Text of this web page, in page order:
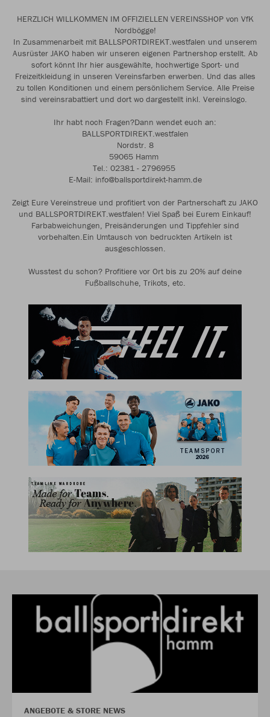
HERZLICH WILLKOMMEN IM OFFIZIELLEN VEREINSSHOP von VfK
Nordbögge!
In Zusammenarbeit mit BALLSPORTDIREKT.westfalen und unserem
Ausrüster JAKO haben wir unseren eigenen Partnershop erstellt. Ab
sofort könnt Ihr hier ausgewählte, hochwertige Sport- und
Freizeitkleidung in unseren Vereinsfarben erwerben. Und das alles
zu tollen Konditionen und einem persönlichem Service. Alle Preise
sind vereinsrabattiert und dort wo dargestellt inkl. Vereinslogo.
Ihr habt noch Fragen?Dann wendet euch an:
BALLSPORTDIREKT.westfalen
Nordstr. 8
59065 Hamm
Tel.: 02381 - 2796955
E-Mail: info@ballsportdirekt-hamm.de
Zeigt Eure Vereinstreue und profitiert von der Partnerschaft zu JAKO
und BALLSPORTDIREKT.westfalen! Viel Spaß bei Eurem Einkauf!
Farbabweichungen, Preisänderungen und Tippfehler sind
vorbehalten.Ein Umtausch von bedruckten Artikeln ist
ausgeschlossen.
Wusstest du schon? Profitiere vor Ort bis zu 20% auf deine
Fußballschuhe, Trikots, etc.
ANGEBOTE & STORE NEWS